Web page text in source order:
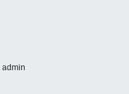
admin